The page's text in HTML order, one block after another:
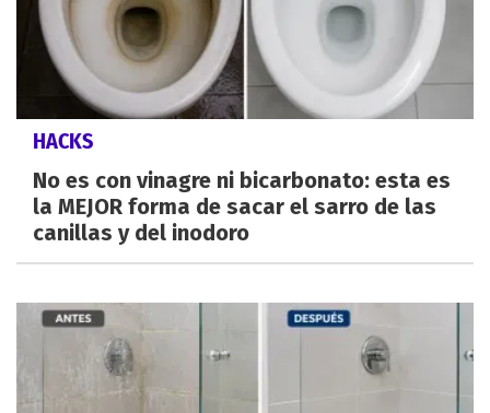
HACKS
No es con vinagre ni bicarbonato: esta es
la MEJOR forma de sacar el sarro de las
canillas y del inodoro